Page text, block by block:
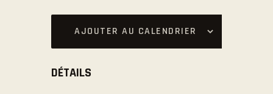
AJOUTER AU CALENDRIER
DÉTAILS